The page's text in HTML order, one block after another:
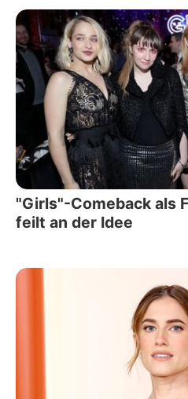
"Girls"-Comeback als
feilt an der Idee